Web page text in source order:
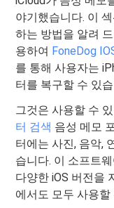
야기했습니다. 이
하는 방법을 알려
용하여 FoneDog
를 통해 사용자는
터를 복구할 수 있
그것은 사용할 수
터 검색 음성 메모
터에는 사진, 음악,
습니다. 이 소프트
다양한 iOS 버전을
에서도 모두 사용할